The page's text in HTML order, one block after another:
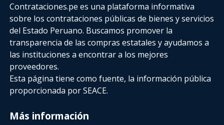
Contrataciones.pe es una plataforma informativa
sobre los contrataciones públicas de bienes y servicios
del Estado Peruano. Buscamos promover la
transparencia de las compras estatalesy ayudamos a
las instituciones a encontrar a los mejores
proveedores.
Esta página tiene como fuente, la información pública
proporcionada por SEACE.
Más información